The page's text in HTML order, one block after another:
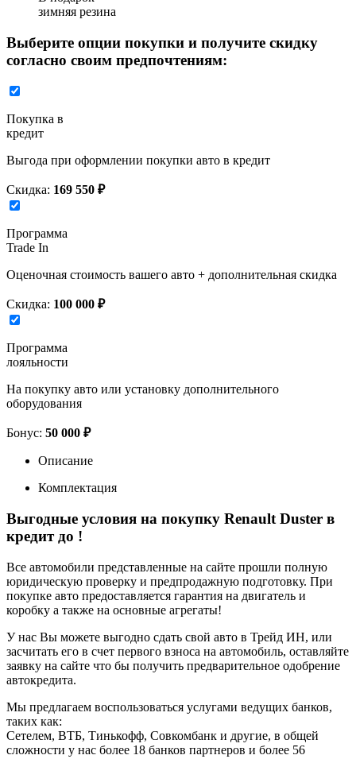
зимняя резина
Выберите опции покупки и получите скидку
согласно своим предпочтениям:
Покупка в
кредит
Выгода при оформлении покупки авто в кредит
Скидка: 169 550 ₽
Программа
Trade In
Оценочная стоимость вашего авто + дополнительная скидка
Скидка: 100 000 ₽
Программа
лояльности
На покупку авто или установку дополнительного
оборудования
Бонус: 50 000 ₽
Описание
Комплектация
Выгодные условия на покупку Renault Duster в
кредит до !
Все автомобили представленные на сайте прошли полную
юридическую проверку и предпродажную подготовку. При
покупке авто предоставляется гарантия на двигатель и
коробку а также на основные агрегаты!
У нас Вы можете выгодно сдать свой авто в Трейд ИН, или
засчитать его в счет первого взноса на автомобиль, оставляйте
заявку на сайте что бы получить предварительное одобрение
автокредита.
Мы предлагаем воспользоваться услугами ведущих банков,
таких как:
Сетелем, ВТБ, Тинькофф, Совкомбанк и другие, в общей
сложности у нас более 18 банков партнеров и более 56